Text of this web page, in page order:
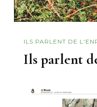
ILS PARLENT DE
Ils parlent